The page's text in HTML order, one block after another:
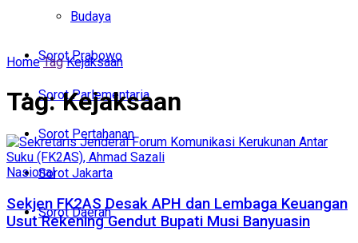
Budaya
Sorot Prabowo
Sorot Parlementaria
Sorot Pertahanan
Sorot Jakarta
Sorot Daerah
Sorot Parlementaria
Sorot Pertahanan
Sorot Daerah
Home Tag Kejaksaan
Tag:Kejaksaan
Nasional
Sekjen FK2AS Desak APH dan Lembaga Keuangan
Usut Rekening Gendut Bupati Musi Banyuasin